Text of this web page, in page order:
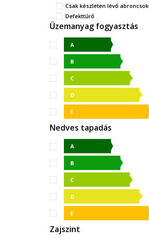
Csak készleten lévő abroncsok
Defekttűrő
Üzemanyag fogyasztás
Nedves tapadás
Zajszint